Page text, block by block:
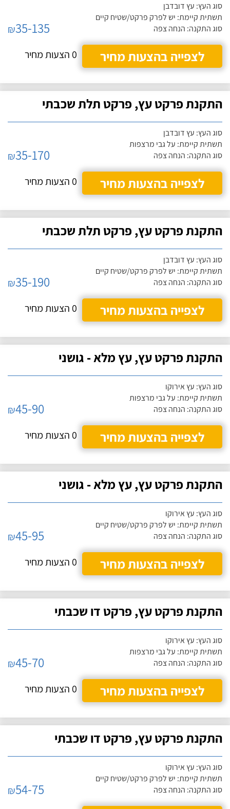
סוג העץ: עץ דובדבן
תשתית קיימת: יש לפרק פרקט/שטיח קיים
סוג התקנה: הנחה צפה
₪35-135
לצפייה בהצעות מחיר
0 הצעות מחיר
התקנת פרקט עץ, פרקט תלת שכבתי
סוג העץ: עץ דובדבן
תשתית קיימת: על גבי מרצפות
סוג התקנה: הנחה צפה
₪35-170
לצפייה בהצעות מחיר
0 הצעות מחיר
התקנת פרקט עץ, פרקט תלת שכבתי
סוג העץ: עץ דובדבן
תשתית קיימת: יש לפרק פרקט/שטיח קיים
סוג התקנה: הנחה צפה
₪35-190
לצפייה בהצעות מחיר
0 הצעות מחיר
התקנת פרקט עץ, עץ מלא - גושני
סוג העץ: עץ אירוקו
תשתית קיימת: על גבי מרצפות
סוג התקנה: הנחה צפה
₪45-90
לצפייה בהצעות מחיר
0 הצעות מחיר
התקנת פרקט עץ, עץ מלא - גושני
סוג העץ: עץ אירוקו
תשתית קיימת: יש לפרק פרקט/שטיח קיים
סוג התקנה: הנחה צפה
₪45-95
לצפייה בהצעות מחיר
0 הצעות מחיר
התקנת פרקט עץ, פרקט דו שכבתי
סוג העץ: עץ אירוקו
תשתית קיימת: על גבי מרצפות
סוג התקנה: הנחה צפה
₪45-70
לצפייה בהצעות מחיר
0 הצעות מחיר
התקנת פרקט עץ, פרקט דו שכבתי
סוג העץ: עץ אירוקו
תשתית קיימת: יש לפרק פרקט/שטיח קיים
סוג התקנה: הנחה צפה
₪54-75